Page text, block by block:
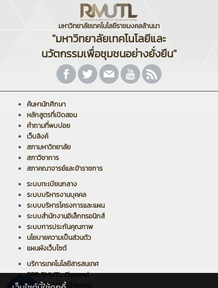
มหาวิทยาลัยเทคโนโลยีราชมงคลล้านนา
"มหาวิทยาลัยเทคโนโลยีและ
นวัตกรรมเพื่อชุมชนอย่างยั่งยืน"
ค้นหานักศึกษา
หลักสูตรที่เปิดสอน
คำถามที่พบบ่อย
เว็บลิงค์
สภามหาวิทยาลัย
สภาวิชาการ
สภาคณาจารย์และข้าราชการ
ระบบทะเบียนกลาง
ระบบบริหารงานบุคคล
ระบบบริหารโครงการและแผน
ระบบสำนักงานอิเล็กทรอนิกส์
ระบบการประกันคุณภาพ
นโยบายความเป็นส่วนตัว
แผนผังเว็บไซต์
บริการเทคโนโลยีสารสนเทศ
PPR RMUTL Channel
ARIT RMUTL Channel